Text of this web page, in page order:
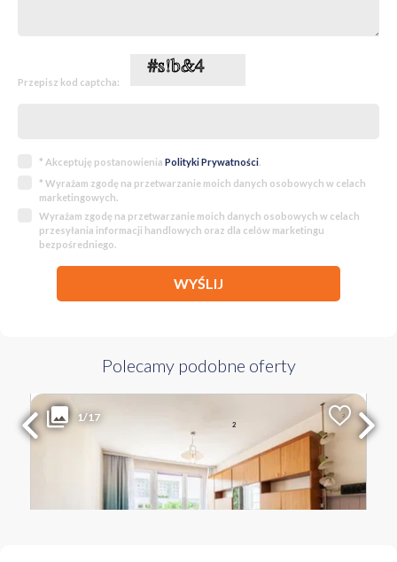
Skorzystaj z okazji, aby zapewnić swojej rodzinie komfort i spokój w
sercu Bałut.
Przepisz kod captcha:
* Akceptuję postanowienia Polityki Prywatności.
* Wyrażam zgodę na przetwarzanie moich danych osobowych w celach
marketingowych.
Wyrażam zgodę na przetwarzanie moich danych osobowych w celach
przesyłania informacji handlowych oraz dla celów marketingu
bezpośredniego.
WYŚLIJ
Polecamy podobne oferty
1/17Liczba pokoi
2
Cena za m 2
6 410 PLN
ŁÓDZKIE Łódź Stare Bałuty ul. Stefana Czarnieckiego